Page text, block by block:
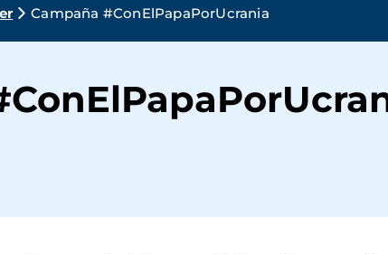
Campaña #ConElPapaPorUcrania